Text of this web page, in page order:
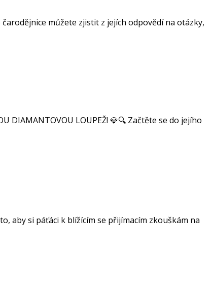
můžete zjistit z jejích odpovědí na otázky,
LOUPEŽ! 💎🔍 Začtěte se do jejího
aby si páťáci k blížícím se přijímacím zkouškám na